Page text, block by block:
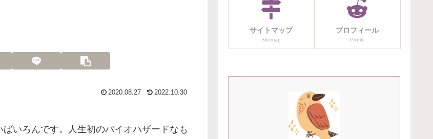
2020.08.27 2022.10.30
いろんです。人生初のバイオハザードなも
サイトマップ
Sitemap
プロフィール
Profile